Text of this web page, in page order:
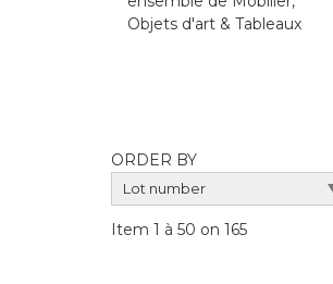
ORDER BY
Item 1 à 50 on 165